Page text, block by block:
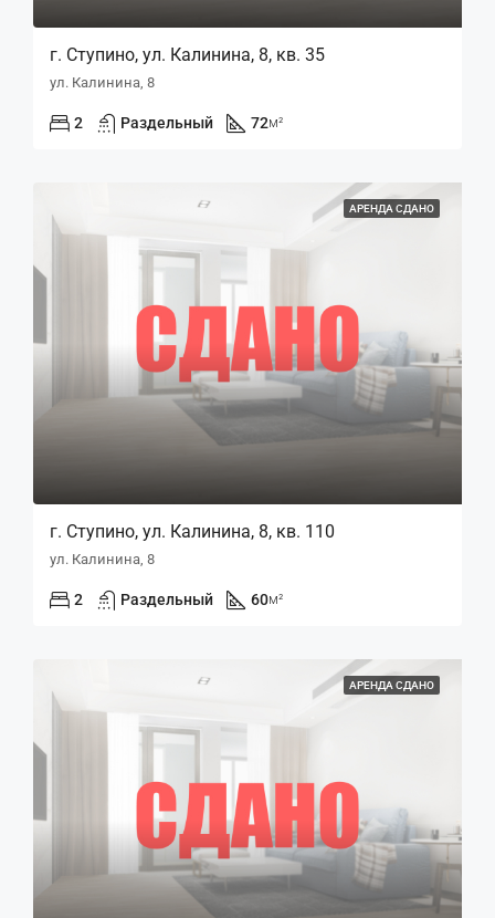
г. Ступино, ул. Калинина, 8, кв. 35
ул. Калинина, 8
2 Раздельный 72м²
АРЕНДА СДАНО
г. Ступино, ул. Калинина, 8, кв. 110
ул. Калинина, 8
2 Раздельный 60м²
АРЕНДА СДАНО